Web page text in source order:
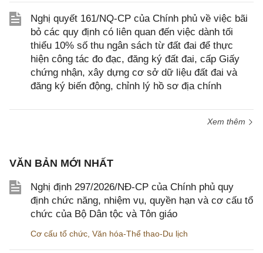
Nghị quyết 161/NQ-CP của Chính phủ về việc bãi
bỏ các quy định có liên quan đến việc dành tối
thiểu 10% số thu ngân sách từ đất đai để thực
hiện công tác đo đạc, đăng ký đất đai, cấp Giấy
chứng nhận, xây dựng cơ sở dữ liệu đất đai và
đăng ký biến động, chỉnh lý hồ sơ địa chính
Xem thêm
VĂN BẢN MỚI NHẤT
Nghị định 297/2026/NĐ-CP của Chính phủ quy
định chức năng, nhiệm vụ, quyền hạn và cơ cấu tổ
chức của Bộ Dân tộc và Tôn giáo
Cơ cấu tổ chức Văn hóa-Thể thao-Du lịch